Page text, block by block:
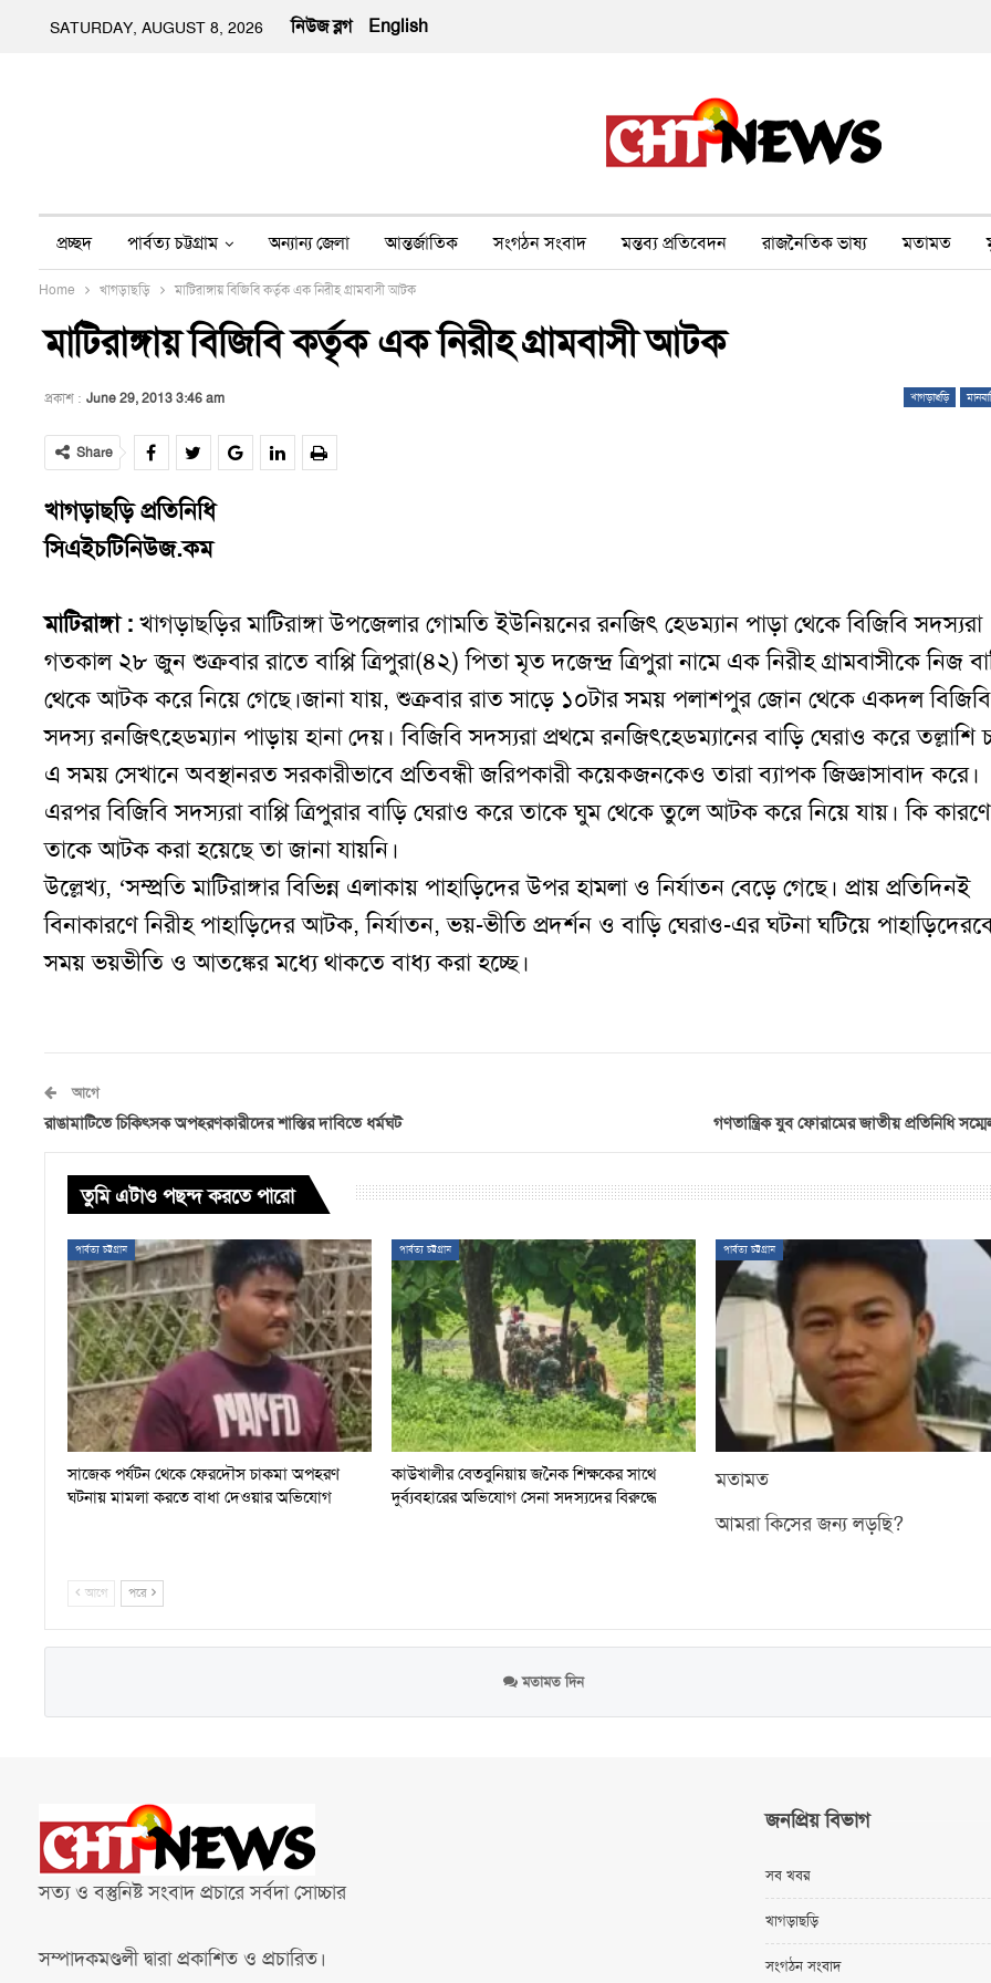
SATURDAY, AUGUST 8, 2026 নিউজ ব্লগ English
প্রচ্ছদ পার্বত্য চট্টগ্রাম অন্যান্য জেলা আন্তর্জাতিক সংগঠন সংবাদ মন্তব্য প্রতিবেদন রাজনৈতিক ভাষ্য মতামত
অন্য মিডিয়া ইতিহাস জীবন-যাপন তথ্য প্রযুক্তি
Home খাগড়াছড়ি মাটিরাঙ্গায় বিজিবি কর্তৃক এক নিরীহ গ্রামবাসী আটক
মাটিরাঙ্গায় বিজিবি কর্তৃক এক নিরীহ গ্রামবাসী আটক
খাগড়াছড়ি
প্রকাশ : June 29, 2013 3:46 am
Share
খাগড়াছড়ি প্রতিনিধি
সিএইচটিনিউজ.কম
মাটিরাঙ্গা :খাগড়াছড়ির মাটিরাঙ্গা উপজেলার গোমতি ইউনিয়নের রনজিৎহেডম্যান পাড়া থেকে বিজিবি সদস্যরা
গতকাল ২৮ জুন শুক্রবার রাতে বাপ্পি ত্রিপুরা(৪২) পিতা মৃত দজেন্দ্র ত্রিপুরা নামে এক নিরীহ গ্রামবাসীকে নিজ
থেকে আটক করে নিয়ে গেছে।জানা যায়, শুক্রবার রাত সাড়ে ১০টার সময় পলাশপুর জোন থেকে একদল বিজিবি
সদস্য রনজিৎহেডম্যান পাড়ায় হানা দেয়। বিজিবি সদস্যরা প্রথমে রনজিৎহেডম্যানের বাড়ি ঘেরাও করে তল্লাশি
এ সময় সেখানে অবস্থানরত সরকারীভাবে প্রতিবন্ধী জরিপকারী কয়েকজনকেও তারা ব্যাপক জিজ্ঞাসাবাদ করে।
এরপর বিজিবি সদস্যরা বাপ্পি ত্রিপুরার বাড়ি ঘেরাও করে তাকে ঘুম থেকে তুলে আটক করে নিয়ে যায়। কি কারণে
তাকে আটক করা হয়েছে তা জানা যায়নি।
উল্লেখ্য, ‘সম্প্রতি মাটিরাঙ্গার বিভিন্ন এলাকায় পাহাড়িদের উপর হামলা ও নির্যাতন বেড়ে গেছে। প্রায় প্রতিদিনই
বিনাকারণে নিরীহ পাহাড়িদের আটক, নির্যাতন, ভয়-ভীতি প্রদর্শন ও বাড়ি ঘেরাও-এর ঘটনা ঘটিয়ে
সময় ভয়ভীতি ও আতঙ্কের মধ্যে থাকতে বাধ্য করা হচ্ছে।
আগে
রাঙামাটিতে চিকিৎসক অপহরণকারীদের শাস্তির দাবিতে ধর্মঘট গণতান্ত্রিক যুব ফোরামের জাতীয় প্রতিনিধি
তুমি এটাও পছন্দ করতে পারো
পার্বত্য চট্টগ্রাম
সাজেক পর্যটন থেকে ফেরদৌস চাকমা অপহরণ
ঘটনায় মামলা করতে বাধা দেওয়ার অভিযোগ
পার্বত্য চট্টগ্রাম
কাউখালীর বেতবুনিয়ায় জনৈক শিক্ষকের সাথে
দুর্ব্যবহারের অভিযোগ সেনা সদস্যদের বিরুদ্ধে
পার্বত্য চট্টগ্রাম
মতামত
আমরা কিসের জন্য লড়ছি?
আগে পরে
মতামত দিন
সত্য ও বস্তুনিষ্ট সংবাদ প্রচারে সর্বদা সোচ্চার
সম্পাদকমণ্ডলী দ্বারা প্রকাশিত ও প্রচারিত।
জনপ্রিয় বিভাগ
সব খবর
খাগড়াছড়ি
সংগঠন সংবাদ